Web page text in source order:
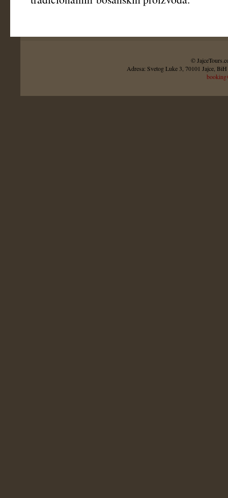
©
Adresa: Svetog Luke 3, 70101 Jajce,